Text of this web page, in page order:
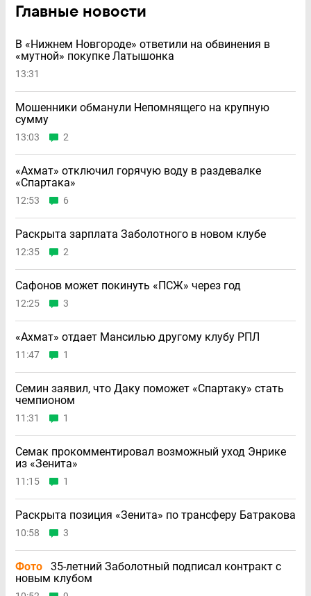
Главные новости
В «Нижнем Новгороде» ответили на обвинения в
«мутной» покупке Латышонка
13:31
Мошенники обманули Непомнящего на крупную
сумму
13:03 2
«Ахмат» отключил горячую воду в раздевалке
«Спартака»
12:53 6
Раскрыта зарплата Заболотного в новом клубе
12:35 2
Сафонов может покинуть «ПСЖ» через год
12:25 3
«Ахмат» отдает Мансилью другому клубу РПЛ
11:47 1
Семин заявил, что Даку поможет «Спартаку» стать
чемпионом
11:31 1
Семак прокомментировал возможный уход Энрике
из «Зенита»
11:15 1
Раскрыта позиция «Зенита» по трансферу Батракова
10:58 3
Фото
35-летний Заболотный подписал контракт с
новым клубом